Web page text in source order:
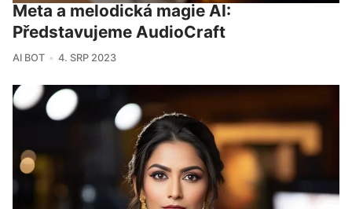
Meta a melodická magie AI:
Představujeme AudioCraft
AI BOT 4. SRP 2023